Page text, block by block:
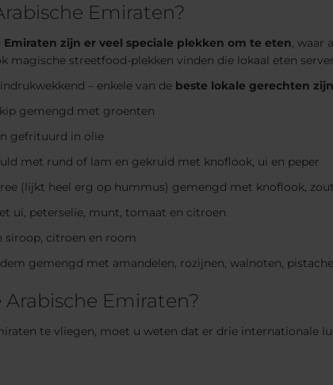
Emiraten?
zijn er veel speciale plekken om te eten, waar
magische streetfood-plekken vinden die lokaal eten
– enkele van de beste lokale gerechten zijn
gemengd met groenten
gefrituurd in olie
met rund of lam en gekruid met knoflook, ui en peper
(lijkt heel erg op hummus) gemengd met knoflook,
ui, peterselie, munt, tomaat en citroen
siroop, citroen en room
gemengd met amandelen, rozijnen, walnoten,
Emiraten?
te vliegen, moet u weten dat er drie internationale